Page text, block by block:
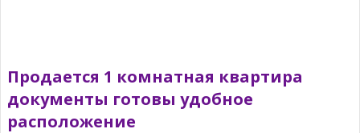
Продается 1 комнатная квартира
документы готовы удобное
расположение